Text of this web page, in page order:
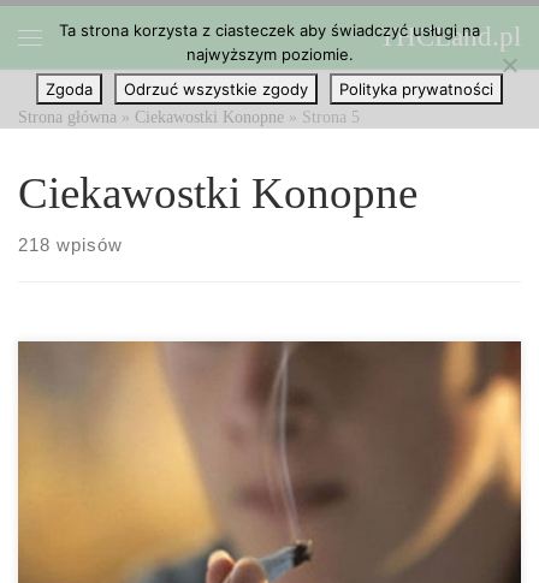
Przejdź do treści THCLand.pl
Strona główna » Ciekawostki Konopne » Strona 5
Ciekawostki Konopne
218 wpisów
wśród nich maleje. Nie ubywa biorących dopalacze. Młodzież pije
najnowszego badania „ESPAD”, jakie przeprowadziło Krajowe
Biuro ds. Przeciwdziałania Narkomanii wspólnie […]
Ta strona korzysta z ciasteczek aby świadczyć usługi na
najwyższym poziomie.
Zgoda
Odrzuć wszystkie zgody Polityka prywatności